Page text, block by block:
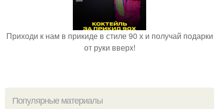
Приходи к нам в прикиде в стиле 90 х и получай подарки
от руки вверх!
Популярные материалы